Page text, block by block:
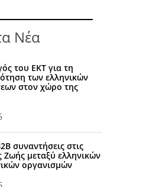
Νέα
του ΕΚΤ για τη
των ελληνικών
στον χώρο της
συναντήσεις στις
Ζωής μεταξύ ελληνικών
οργανισμών